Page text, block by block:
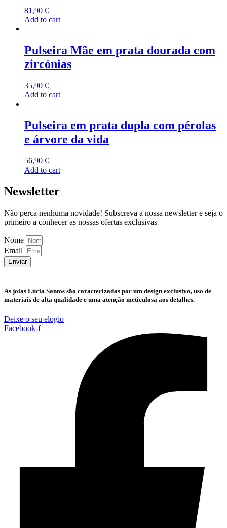
81,90 €
Add to cart
Pulseira Mãe em prata dourada com
zircónias
35,90 €
Add to cart
Pulseira em prata dupla com pérolas
e árvore da vida
56,90 €
Add to cart
Newsletter
Não perca nenhuma novidade! Subscreva a nossa newsletter e seja o
primeiro a conhecer as nossas ofertas exclusivas
Nome
Email
Enviar
As joias Lúcia Santos são caracterizadas por um design exclusivo, uso de
materiais de alta qualidade e uma atenção meticulosa aos detalhes.
Deixe o seu elogio
Facebook-f